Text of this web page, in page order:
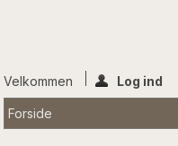
Velkommen Log ind